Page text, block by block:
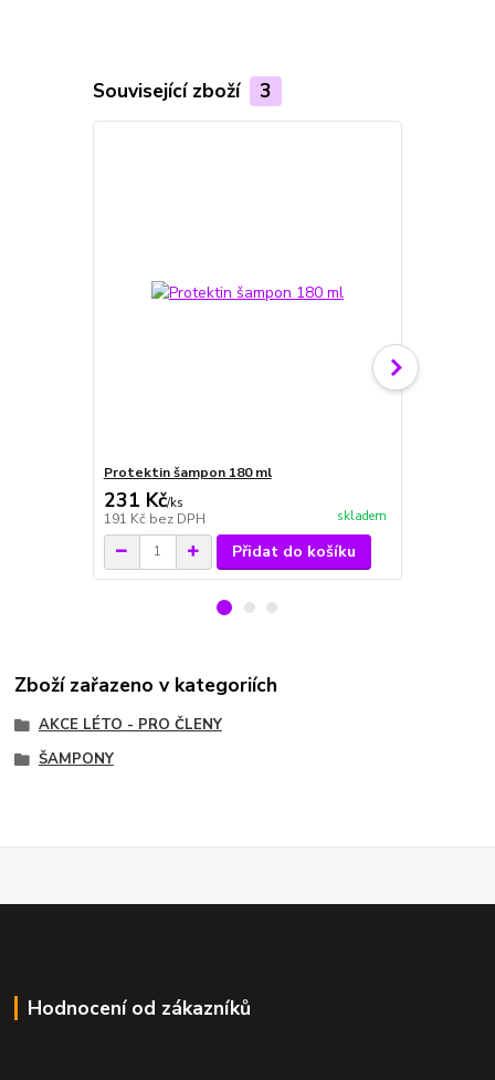
Související zboží 3
Protektin šampon 180 ml
231 Kč/ks
191 Kč bez DPH skladem
Přidat do košíku
Zboží zařazeno v kategoriích
AKCE LÉTO - PRO ČLENY
ŠAMPONY
Hodnocení od zákazníků